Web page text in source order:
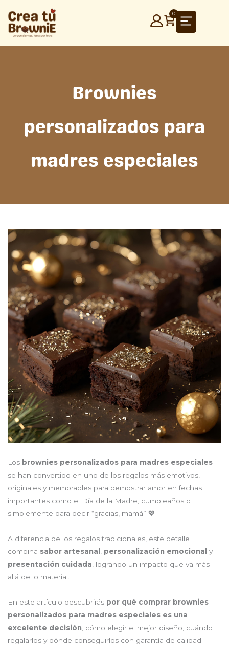
contenido
0
Brownies
personalizados para
madres especiales
Los brownies personalizados para madres especiales
se han convertido en uno de los regalos más emotivos,
originales y memorables para demostrar amor en fechas
importantes como el Día de la Madre, cumpleaños o
simplemente para decir “gracias, mamá” 💖.
A diferencia de los regalos tradicionales, este detalle
combina sabor artesanal personalización emocional y
presentación cuidada , logrando un impacto que va más
allá de lo material.
En este artículo descubrirás por qué comprar brownies
personalizados para madres especiales es una
excelente decisión , cómo elegir el mejor diseño, cuándo
regalarlos y dónde conseguirlos con garantía de calidad.